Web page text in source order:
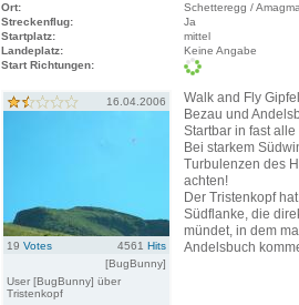
Ort:
Schetteregg /
Streckenflug:
Ja
Startplatz:
mittel
Landeplatz:
Keine Angabe
Start Richtungen:
16.04.2006
19 Votes 4561 Hits
[BugBunny]
User [BugBunny] über
Tristenkopf
Walk and Fly
Bezau und
Startbar in fast
Bei starkem
Turbulenzen des
achten!
Der Tristenkopf
Südflanke, die
mündet, in dem
Andelsbuch